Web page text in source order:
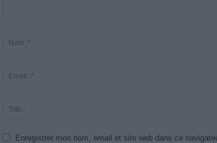
Enregistrer mon nom, email et site web dans ce